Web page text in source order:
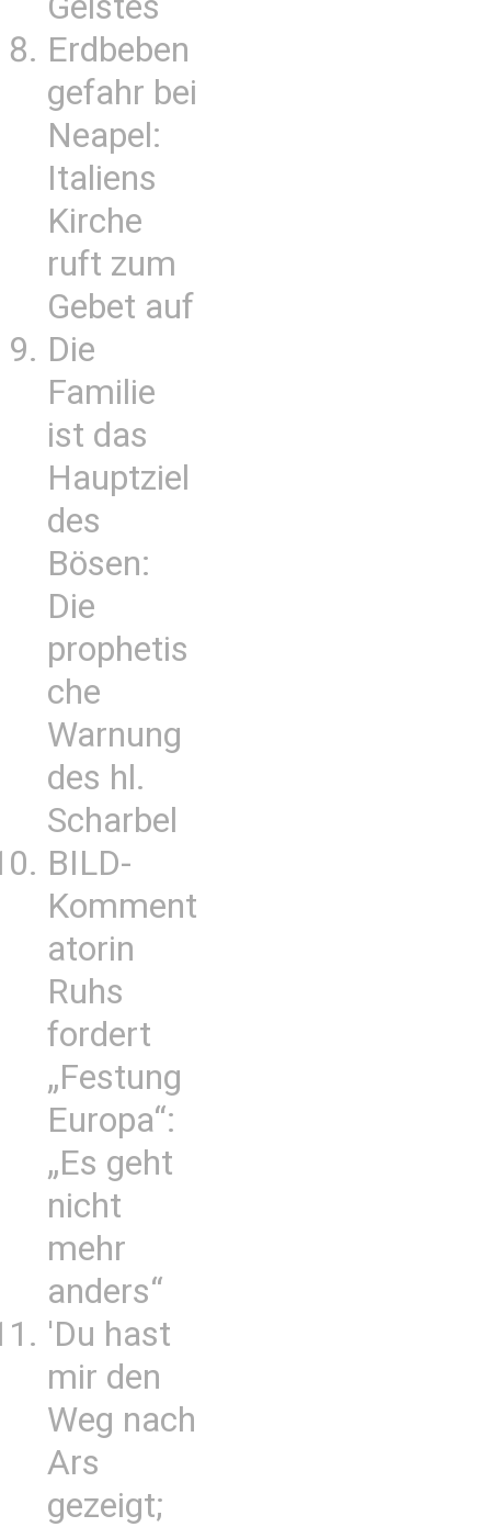
Erdbeben
gefahr bei
Neapel:
Italiens
Kirche
ruft zum
Gebet auf
Die
Familie
ist das
Hauptziel
des
Bösen:
Die
prophetis
che
Warnung
des hl.
Scharbel
BILD-
Komment
atorin
Ruhs
fordert
„Festung
Europa“:
„Es geht
nicht
mehr
anders“
'Du hast
mir den
Weg nach
Ars
gezeigt;